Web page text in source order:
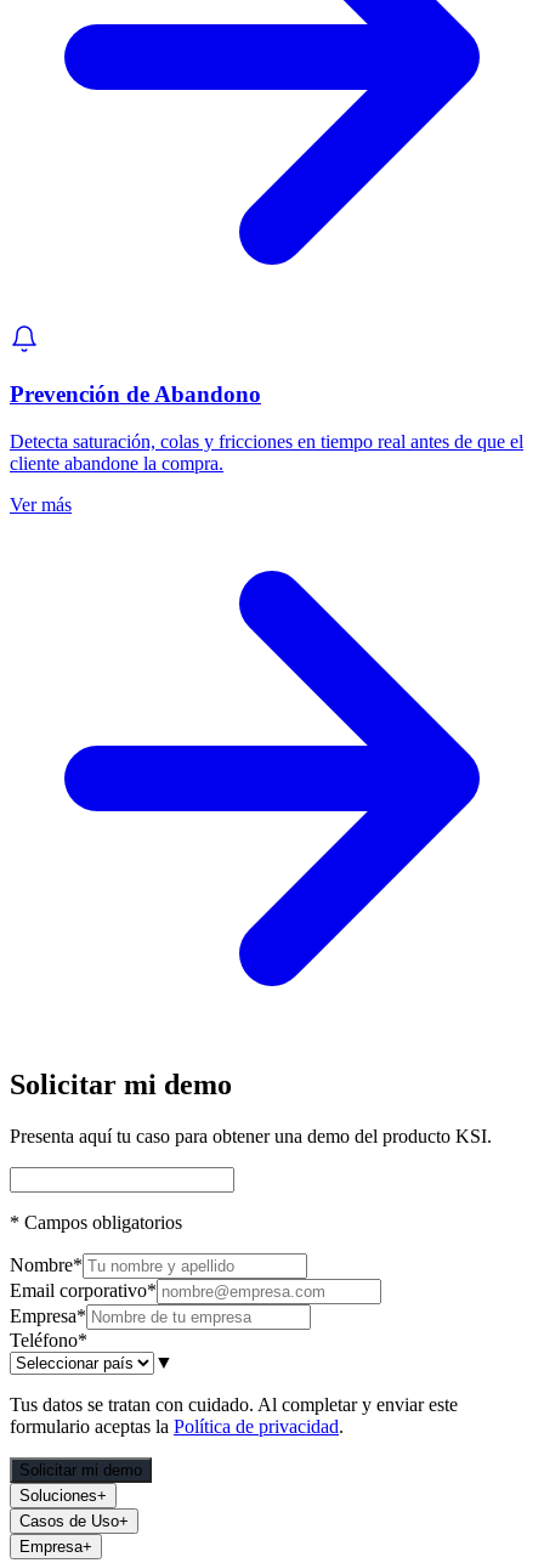
Prevención de Abandono
Detecta saturación, colas y fricciones en tiempo real antes de que el
cliente abandone la compra.
Ver más
Solicitar mi demo
Presenta aquí tu caso para obtener una demo del producto KSI.
* Campos obligatorios
Nombre*
Email corporativo*
Empresa*
Teléfono*
▼
Tus datos se tratan con cuidado. Al completar y enviar este
formulario aceptas la Política de privacidad.
Solicitar mi demo
Soluciones+
Casos de Uso+
Empresa+